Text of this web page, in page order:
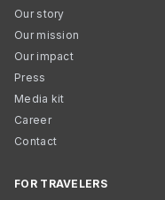
Our story
Our mission
Our impact
Press
Media kit
Career
Contact
FOR TRAVELERS